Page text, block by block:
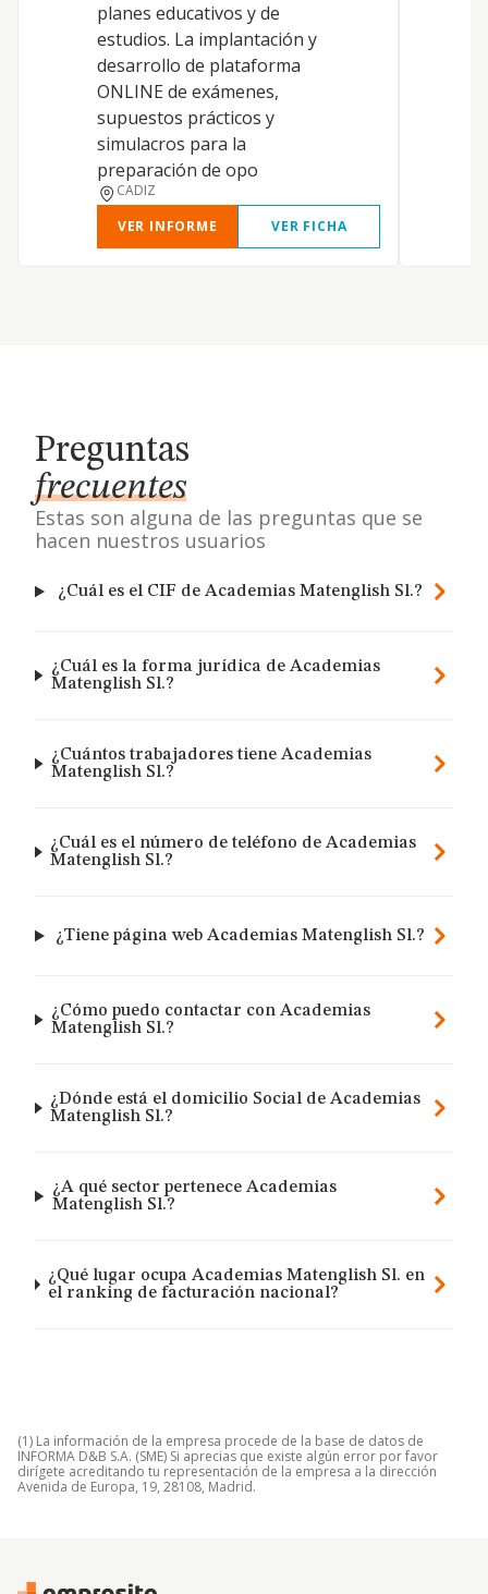
planes educativos y de
estudios. La implantación y
desarrollo de plataforma
ONLINE de exámenes,
supuestos prácticos y
simulacros para la
preparación de opo
CADIZ
VER INFORME
VER FICHA
Preguntas
frecuentes
Estas son alguna de las preguntas que se
hacen nuestros usuarios
¿Cuál es el CIF de Academias Matenglish Sl.?
¿Cuál es la forma jurídica de Academias
Matenglish Sl.?
¿Cuántos trabajadores tiene Academias
Matenglish Sl.?
¿Cuál es el número de teléfono de Academias
Matenglish Sl.?
¿Tiene página web Academias Matenglish Sl.?
¿Cómo puedo contactar con Academias
Matenglish Sl.?
¿Dónde está el domicilio Social de Academias
Matenglish Sl.?
¿A qué sector pertenece Academias
Matenglish Sl.?
¿Qué lugar ocupa Academias Matenglish Sl. en
el ranking de facturación nacional?
(1) La información de la empresa procede de la base de datos de
INFORMA D&B S.A. (SME) Si aprecias que existe algún error por favor
dirígete acreditando tu representación de la empresa a la dirección
Avenida de Europa, 19, 28108, Madrid.